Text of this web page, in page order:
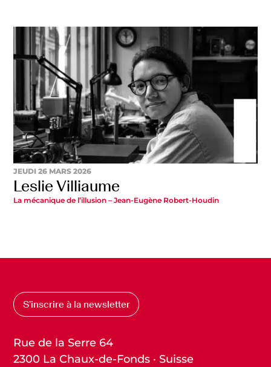
JEUDI 26 MARS 2026
Leslie Villiaume
La mécanique de l’illusion – Jean-Eugène Robert-Houdin
S’inscrire à la newsletter
Rue de la Serre 64
2300 La Chaux-de-Fonds · Suisse